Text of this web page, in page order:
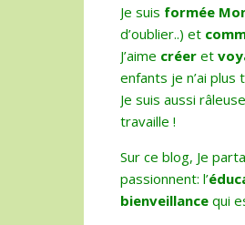
Je suis formée
d’oublier..) et
J’aime créer et
enfants je n’ai plus
Je suis aussi
travaille !
Sur ce blog, Je
passionnent: l’
bienveillance qui